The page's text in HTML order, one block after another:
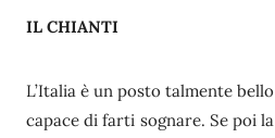
IL CHIANTI
L’Italia è un posto talmente
capace di farti sognare. Se poi